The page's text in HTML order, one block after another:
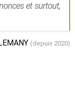
et surtout,
(depuis 2020)